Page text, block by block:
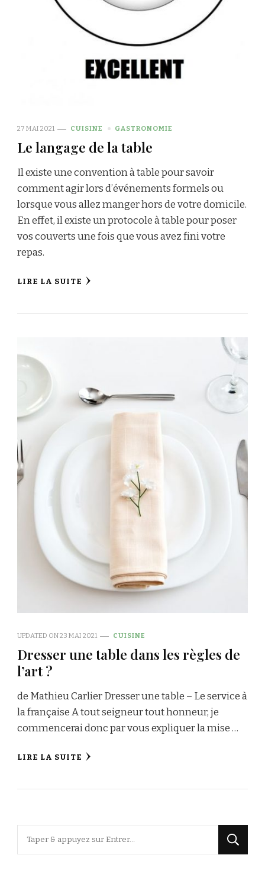
27 MAI 2021 CUISINE GASTRONOMIE
Le langage de la table
Il existe une convention à table pour savoir
comment agir lors d’événements formels ou
lorsque vous allez manger hors de votre domicile.
En effet, il existe un protocole à table pour poser
vos couverts une fois que vous avez fini votre
repas.
LIRE LA SUITE
UPDATED ON23 MAI 2021 CUISINE
Dresser une table dans les règles de
l’art ?
de Mathieu Carlier Dresser une table – Le service à
la française A tout seigneur tout honneur, je
commencerai donc par vous expliquer la mise …
LIRE LA SUITE